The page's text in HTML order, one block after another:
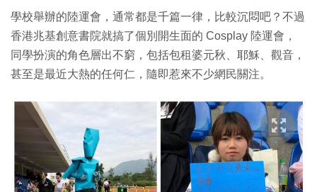
學校舉辦的陸運會，通常都是千篇一律，比較沉悶吧？不過
香港兆基創意書院就搞了個別開生面的 Cosplay 陸運會，
同學扮演的角色層出不窮，包括包租婆元秋、耶穌、觀音，
甚至是最近大熱的任何仁，隨即惹來不少網民關注。